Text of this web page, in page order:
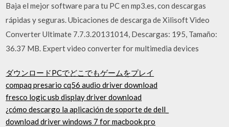
Baja el mejor software para tu PC en mp3.es, con descargas
rápidas y seguras. Ubicaciones de descarga de Xilisoft Video
Converter Ultimate 7.7.3.20131014, Descargas: 195, Tamaño:
36.37 MB. Expert video converter for multimedia devices
ダウンロードPCでどこでもゲームをプレイ
compaq presario cq56 audio driver download
fresco logic usb display driver download
¿cómo descargo la aplicación de soporte de dell_
download driver windows 7 for macbook pro